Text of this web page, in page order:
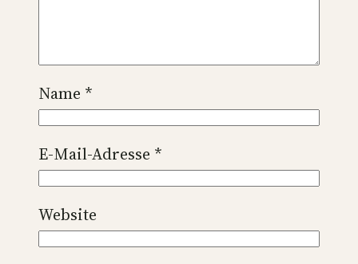
Name *
E-Mail-Adresse *
Website